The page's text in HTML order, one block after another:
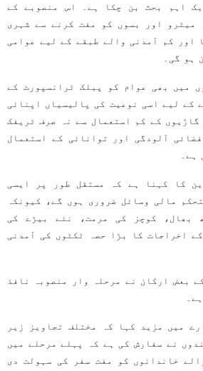
اہم بحث بن چکا ہے۔ اس منصوبے کے
میٹرو اور بسوں کو مفت کرنے سے شہری
اور کم آمدنی والے طبقے کے لیے عوامی
ہو گی۔
میں بھی عوام کو پبلک ٹرانسپورٹ کے
کے لیے اسی نوعیت کی پالیسیاں اپنائی
کے کم استعمال سے نہ صرف ٹریفک
آلودگی اور توانائی کے استعمال
ہے۔
کا کہنا ہے کہ مستقل طور پر ایسی
مالی وسائل ضروری ہوں گے، کیونکہ
بھال، کوچز کی مرمت، نئے بیڑے کی
اخراجات کا بڑا حصہ ٹکٹوں کی آمدنی
بعض ارکان نے مرحلہ وار منصوبہ نافذ
میں مزید کہا کہ مختلف تجاویز زیر
نے سفارش کی ہے کہ پہلے مرحلے میں
خاندانوں کو مفت سفر کی سہولت دی